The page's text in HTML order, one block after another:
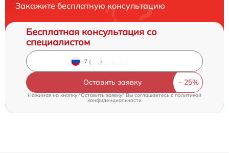
Закажите бесплатную консультацию
Бесплатная консультация со
специалистом
Оставить заявку
Нажимая на кнопку "Оставить заявку" Вы соглашаетесь cполитикой
конфиденциальности